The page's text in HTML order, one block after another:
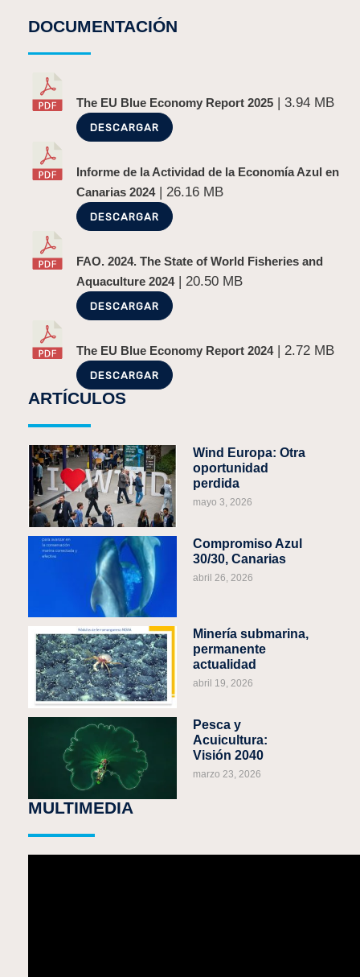
DOCUMENTACIÓN
The EU Blue Economy Report 2025 | 3.94 MB
DESCARGAR
Informe de la Actividad de la Economía Azul en
Canarias 2024| 26.16 MB
DESCARGAR
FAO. 2024. The State of World Fisheries and
Aquaculture 2024| 20.50 MB
DESCARGAR
The EU Blue Economy Report 2024| 2.72 MB
DESCARGAR
ARTÍCULOS
Wind Europa: Otra
oportunidad
perdida
mayo 3, 2026
Compromiso Azul
30/30, Canarias
abril 26, 2026
Minería submarina,
permanente
actualidad
abril 19, 2026
Pesca y
Acuicultura:
Visión 2040
marzo 23, 2026
MULTIMEDIA